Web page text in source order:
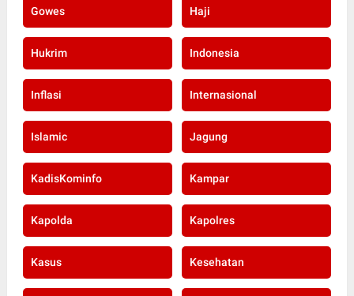
Gowes Haji
Hukrim Indonesia
Inflasi Internasional
Islamic Jagung
KadisKominfo Kampar
Kapolda Kapolres
Kasus Kesehatan